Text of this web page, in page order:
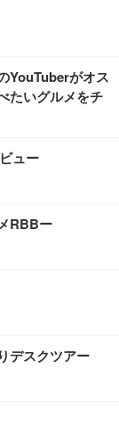
YouTuberがオス
たいグルメをチ
ュー
RBBー
デスクツアー